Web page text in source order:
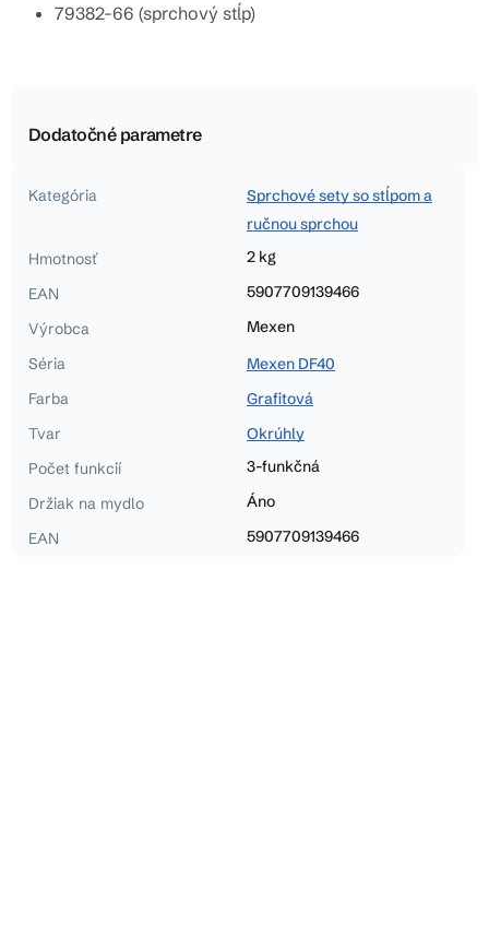
79382-66 (sprchový stĺp)
Dodatočné parametre
Kategória
Sprchové sety so stĺpom a
ručnou sprchou
Hmotnosť
2 kg
EAN
5907709139466
Výrobca
Mexen
Séria
Mexen DF40
Farba
Grafitová
Tvar
Okrúhly
Počet funkcií
3-funkčná
Držiak na mydlo
Áno
EAN
5907709139466